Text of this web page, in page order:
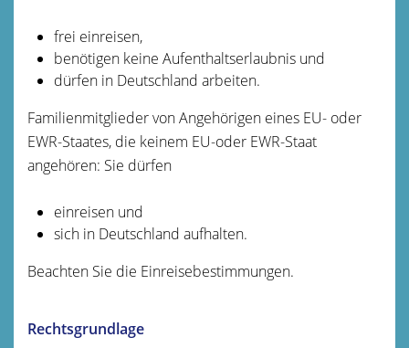
frei einreisen,
benötigen keine Aufenthaltserlaubnis und
dürfen in Deutschland arbeiten.
Familienmitglieder von Angehörigen eines EU- oder
EWR-Staates, die keinem EU-oder EWR-Staat
angehören: Sie dürfen
einreisen und
sich in Deutschland aufhalten.
Beachten Sie die Einreisebestimmungen.
Rechtsgrundlage